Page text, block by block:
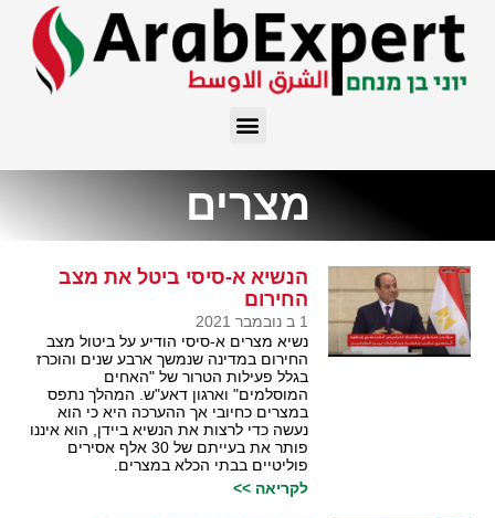
מצרים
הנשיא א-סיסי ביטל את מצב
החירום
1 ב נובמבר 2021
נשיא מצרים א-סיסי הודיע על ביטול מצב
החירום במדינה שנמשך ארבע שנים והוכרז
בגלל פעילות הטרור של "האחים
המוסלמים" וארגון דאע"ש. המהלך נתפס
במצרים כחיובי אך ההערכה היא כי הוא
נעשה כדי לרצות את הנשיא ביידן, הוא איננו
פותר את בעייתם של 30 אלף אסירים
פוליטיים בבתי הכלא במצרים.
לקריאה >>